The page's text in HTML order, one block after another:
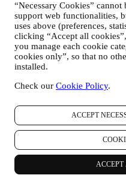
“Necessary Cookies” cannot
support web functionalities,
uses above (preferences,
clicking “Accept all
you manage each cookie
cookies only”, so that no
installed.
Check our Cookie Policy.
ACCEPT
Informativa Sulla Privacy Di
Le Creuset è impegnata a
vostra privacy e la presente
raccogliamo e trattiamo i vostri
normativa UE in materia di
regolamento generale sulla
alla legge applicabile in
Paese, territorio o luogo di
protezione dei dati”).
A) QUANDO
Per “dati personali” si intende
che ci consente di identificarvi
altre informazioni.
Minori: Non raccogliamo dati